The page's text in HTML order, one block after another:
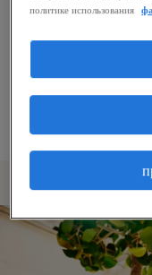
вокруг
Измените
слова и
написаны.
политике использования